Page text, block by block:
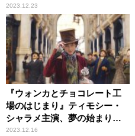
2023.12.23
『ウォンカとチョコレート工
場のはじまり』ティモシー・
シャラメ主演、夢の始まりの
物語
2023.12.16